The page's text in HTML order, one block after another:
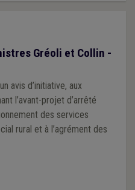
Gréoli et Collin -
avis d’initiative, aux
l’avant-projet d’arrêté
des services
rural et à l’agrément des